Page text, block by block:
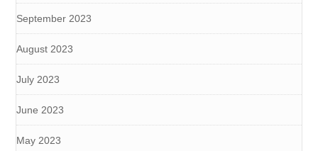
September 2023
August 2023
July 2023
June 2023
May 2023